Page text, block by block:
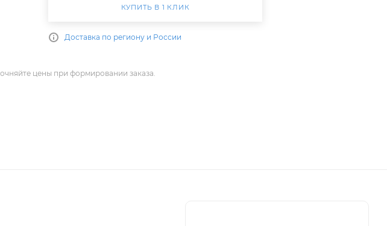
КУПИТЬ В 1 КЛИК
Доставка по региону и России
цены при формировании заказа.